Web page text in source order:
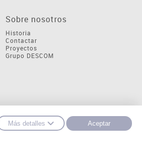
Sobre nosotros
Historia
Contactar
Proyectos
Grupo DESCOM
Más detalles Aceptar